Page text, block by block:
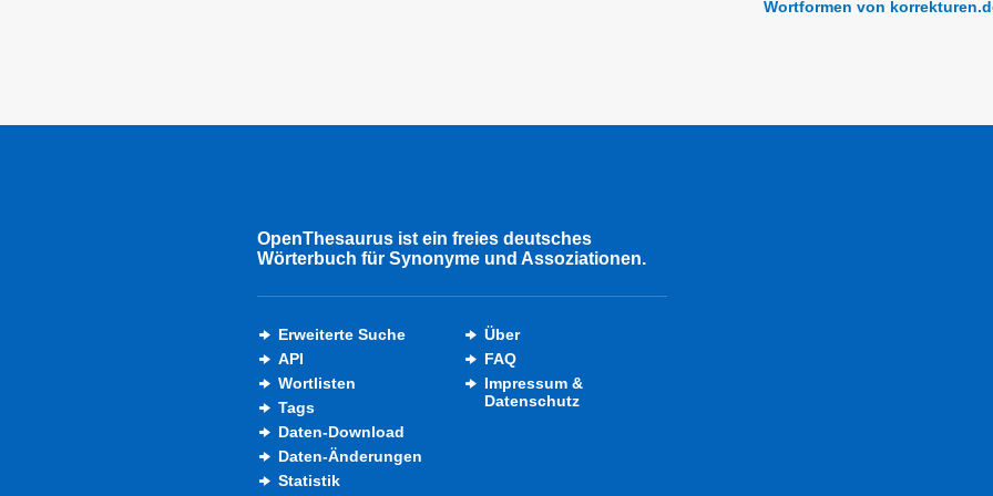
Wortformen von
OpenThesaurus ist ein freies deutsches
Wörterbuch für Synonyme und Assoziationen.
Erweiterte Suche
API
Wortlisten
Tags
Daten-Download
Daten-Änderungen
Statistik
Über
FAQ
Impressum &
Datenschutz